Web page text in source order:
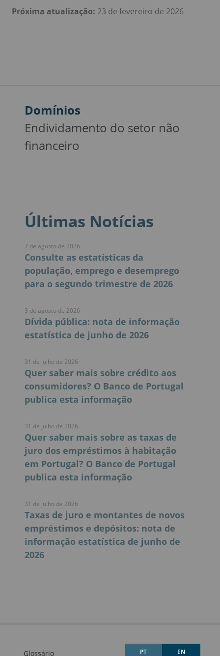
PT EN
Próxima atualização: 23 de fevereiro de 2026
Domínios
Endividamento do setor não
financeiro
Últimas Notícias
7 de agosto de 2026
Consulte as estatísticas da
população, emprego e desemprego
para o segundo trimestre de 2026
3 de agosto de 2026
Dívida pública: nota de informação
estatística de junho de 2026
31 de julho de 2026
Quer saber mais sobre crédito aos
consumidores? O Banco de Portugal
publica esta informação
31 de julho de 2026
Quer saber mais sobre as taxas de
juro dos empréstimos à habitação
em Portugal? O Banco de Portugal
publica esta informação
31 de julho de 2026
Taxas de juro e montantes de novos
empréstimos e depósitos: nota de
informação estatística de junho de
2026
Glossário